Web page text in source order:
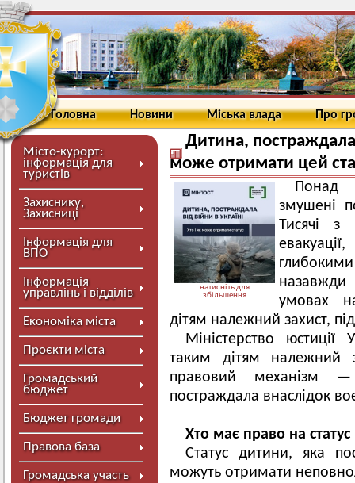
Головна Новини Міська влада Про
Місто-курорт:
інформація для
туристів
Захиснику,
Захисниці
Інформація для
ВПО
Інформація
управлінь і відділів
Економіка міста
Проєкти міста
Громадський
бюджет
Бюджет громади
Правова база
Громадська участь
Дитина, постраждала
може отримати цей
натисніть для
збільшення
Понад
змушені
Тисячі з
назавжди
умовах
дітям належний захист,
Міністерство
таким дітям належний
правовий механізм
постраждала внаслідок
Хто має право на статус
Статус дитини, яка
можуть отримати